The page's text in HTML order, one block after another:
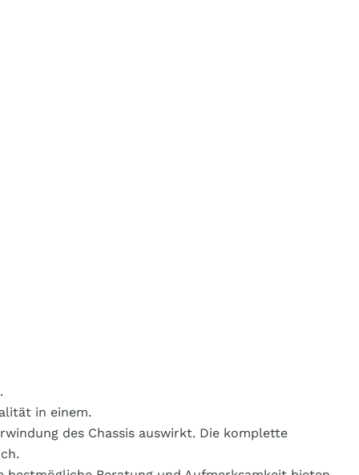
in einem.
des Chassis auswirkt. Die komplette